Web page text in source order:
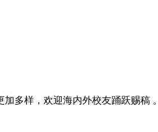
多样，欢迎海内外校友踊跃赐稿 。